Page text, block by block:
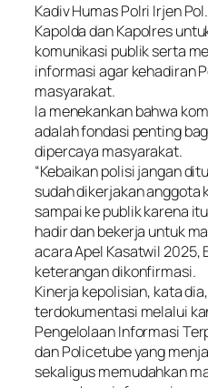
Kadiv Humas Polri Irjen
Kapolda dan Kapolres
komunikasi publik serta
informasi agar kehadiran
masyarakat.
Ia menekankan bahwa
adalah fondasi penting
dipercaya masyarakat.
“Kebaikan polisi jangan
sudah dikerjakan anggota
sampai ke publik karena
hadir dan bekerja untuk
acara Apel Kasatwil 2025,
keterangan dikonfirmasi.
Kinerja kepolisian, kata
terdokumentasi melalui
Pengelolaan Informasi
dan Policetube yang
sekaligus memudahkan